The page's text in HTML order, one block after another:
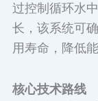
过控制循环水
长，该系统可
用寿命，降低
核心技术路线